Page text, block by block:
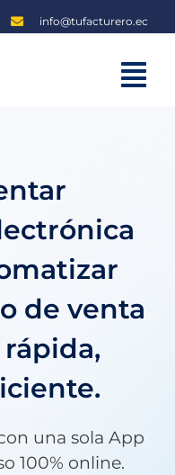
info@tufacturero.ec
Iniciar sesión
Regístrate
de venta
una sola App
100% online.